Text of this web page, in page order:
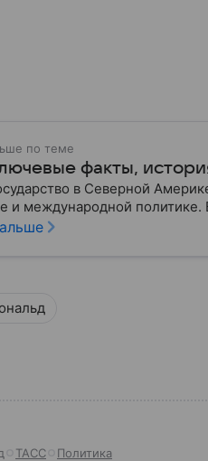
по теме
факты,
в Северной
и международной
ТАСС Политика